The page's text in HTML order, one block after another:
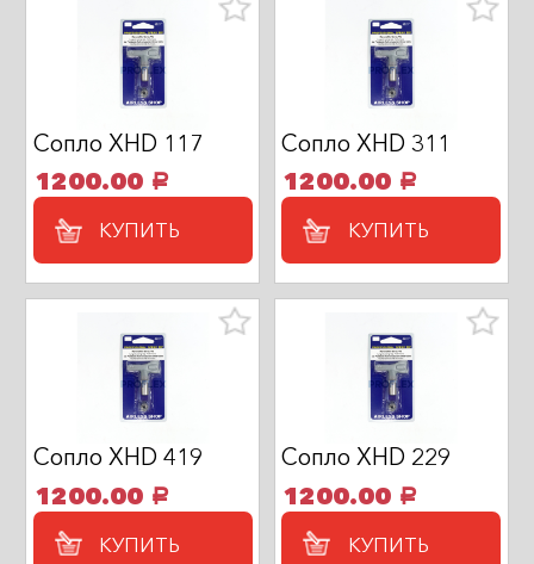
Сопло XHD 117
1200.00 a
КУПИТЬ
Сопло XHD 311
1200.00 a
КУПИТЬ
Сопло XHD 419
1200.00 a
КУПИТЬ
Сопло XHD 229
1200.00 a
КУПИТЬ